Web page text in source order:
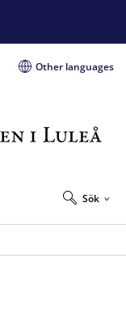
Other languages
Sök